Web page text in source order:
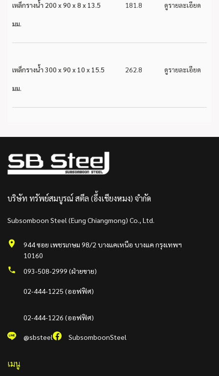
เหล็กรางน้ำ 200 x 90 x 8 x 13.5
มม.
181.8 ดูรายละเอียด
เหล็กรางน้ำ 300 x 90 x 10 x 15.5
มม.
262.8 ดูรายละเอียด
บริษัท ทรัพย์สมบูรณ์ สตีล (อึ้งเชียงหมง) จำกัด
Subsomboon Steel (Eung Chiangmong) Co., Ltd.
944 ซอย เพชรเกษม 98/2 บางแคเหนือ บางแค กรุงเทพฯ
10160
093-508-2999 (ฝ่ายขาย)
02-444-1225 (ออฟฟิศ)
02-444-1226 (ออฟฟิศ)
@sbsteel SubsomboonSteel
เมนู